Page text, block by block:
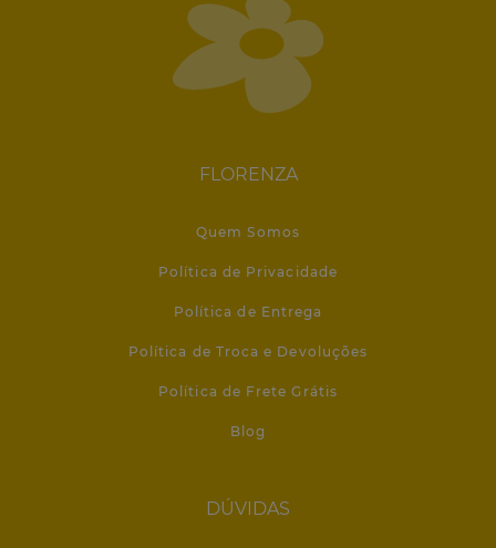
FLORENZA
Quem Somos
Política de Privacidade
Política de Entrega
Política de Troca e Devoluções
Política de Frete Grátis
Blog
DÚVIDAS